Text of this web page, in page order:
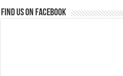
Find us on Facebook